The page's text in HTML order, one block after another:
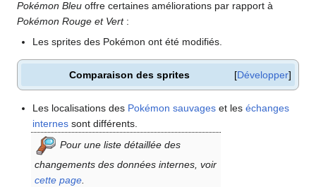
Pokémon Bleu offre certaines améliorations par rapport à
Pokémon Rouge et Vert :
Les sprites des Pokémon ont été modifiés.
Développer
Comparaison des sprites
Les localisations des Pokémon sauvages et leséchanges
internes sont différents.
Pour une liste détaillée des
changements des données internes, voir
cette page.